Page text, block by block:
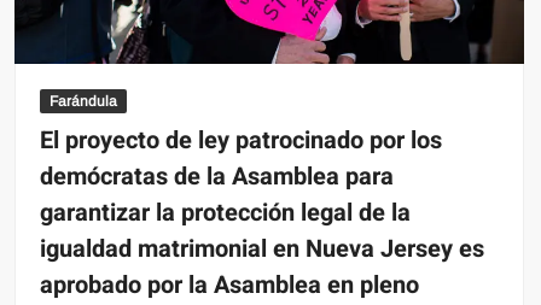
Farándula
El proyecto de ley patrocinado por los
demócratas de la Asamblea para
garantizar la protección legal de la
igualdad matrimonial en Nueva Jersey es
aprobado por la Asamblea en pleno